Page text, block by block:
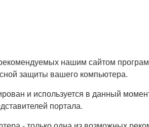
нашим сайтом
защиты вашего компьютера.
и используется в данный
портала.